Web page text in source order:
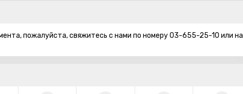
пожалуйста, свяжитесь с нами по номеру 03-655-25-10 или на